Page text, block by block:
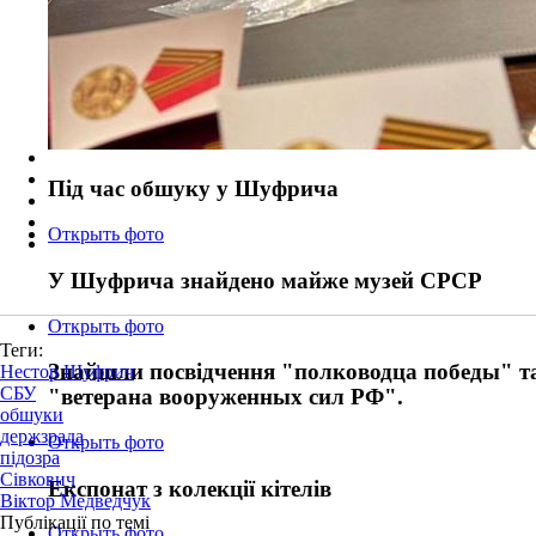
Під час обшуку у Шуфрича
Открыть фото
У Шуфрича знайдено майже музей СРСР
Открыть фото
Знайшли посвідчення "полководца победы"
"ветерана вооруженных сил РФ".
Открыть фото
Експонат з колекції кітелів
Теги:
Нестор Шуфрич
СБУ
обшуки
держзрада
підозра
Сівкович
Віктор Медведчук
Публікації по темі